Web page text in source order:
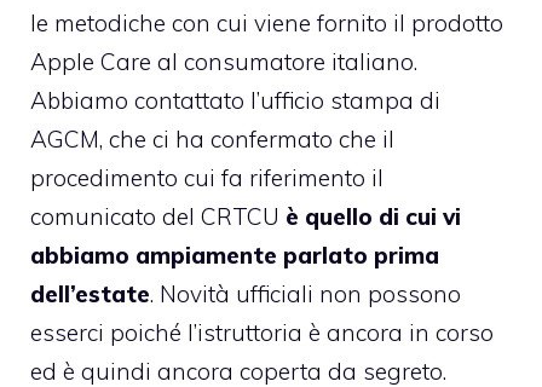
le metodiche con cui viene fornito il prodotto
Apple Care al consumatore italiano.
Abbiamo contattato l’ufficio stampa di
AGCM, che ci ha confermato che il
procedimento cui fa riferimento il
comunicato del CRTCU è quello di cui vi
abbiamo ampiamente parlato prima
dell’estate. Novità ufficiali non possono
esserci poiché l’istruttoria è ancora in corso
ed è quindi ancora coperta da segreto.